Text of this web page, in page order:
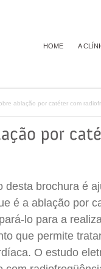
HOME A
ablação por catéter com
desta brochura é
é a ablação por
lo para a
que permite
O estudo